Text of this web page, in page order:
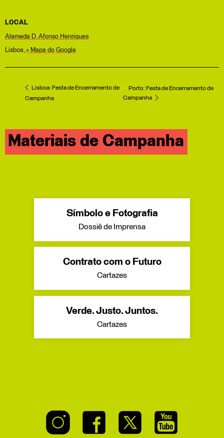
LOCAL
Alameda D. Afonso Henriques
Lisboa + Mapa do Google
Lisboa: Festa de Encerramento de
Campanha
Porto: Festa de Encerramento de
Campanha
Materiais de Campanha
Símbolo e Fotografia
Dossiê de Imprensa
Contrato com o Futuro
Cartazes
Verde. Justo. Juntos.
Cartazes